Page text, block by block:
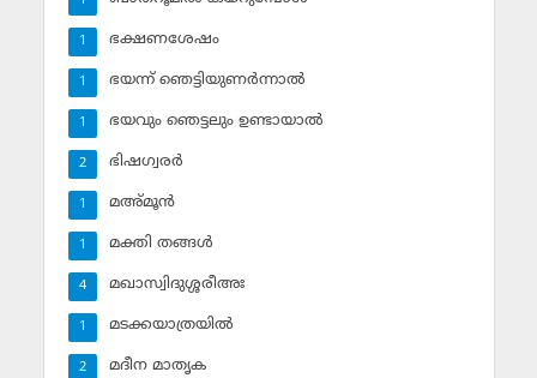
ഭക്ഷണശേഷം
1
ഭയന്ന് ഞെട്ടിയുണര്‍ന്നാല്‍
1
ഭയവും ഞെട്ടലും ഉണ്ടായാല്‍
1
ഭിഷഗ്വരര്‍
2
മഅ്മൂന്‍
1
മക്തി തങ്ങള്‍
1
മഖാസ്വിദുശ്ശരീഅഃ
4
മടക്കയാത്രയില്‍
1
മദീന മാതൃക
2